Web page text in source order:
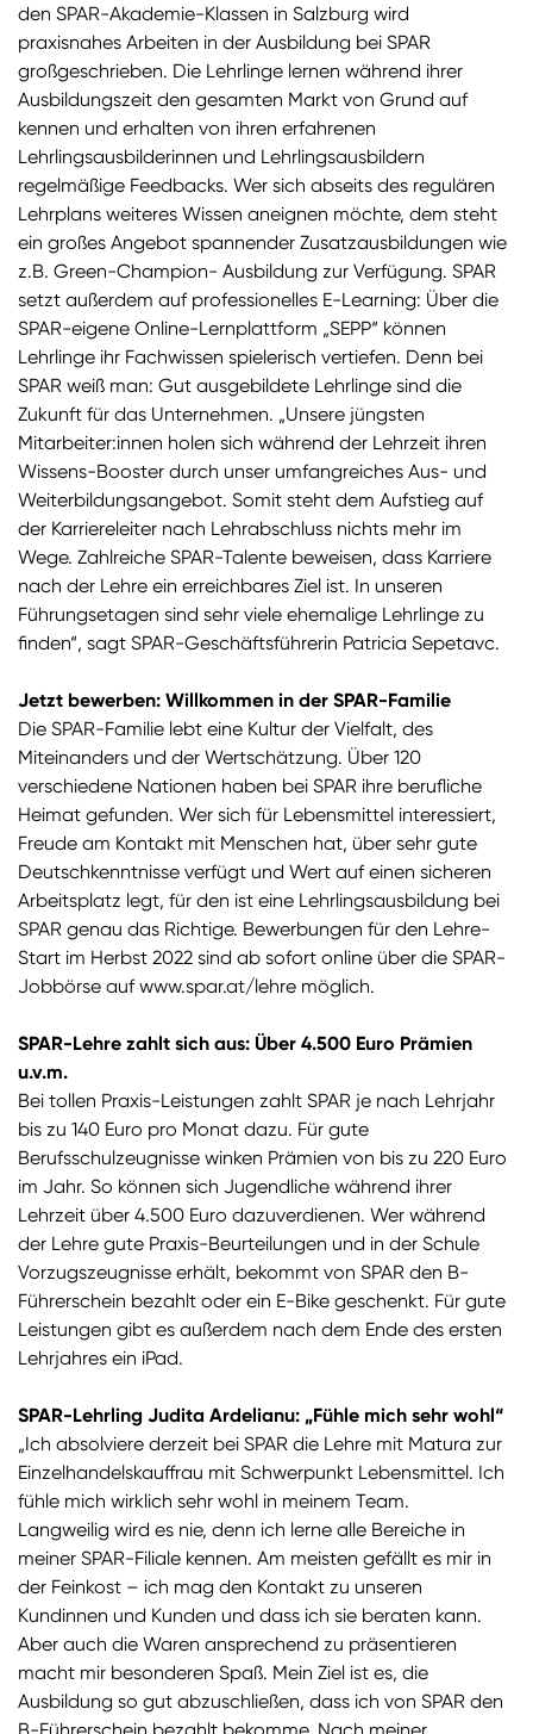
den SPAR-Akademie-Klassen in Salzburg wird
praxisnahes Arbeiten in der Ausbildung bei SPAR
großgeschrieben. Die Lehrlinge lernen während ihrer
Ausbildungszeit den gesamten Markt von Grund auf
kennen und erhalten von ihren erfahrenen
Lehrlingsausbilderinnen und Lehrlingsausbildern
regelmäßige Feedbacks. Wer sich abseits des regulären
Lehrplans weiteres Wissen aneignen möchte, dem steht
ein großes Angebot spannender Zusatzausbildungen wie
z.B. Green-Champion- Ausbildung zur Verfügung. SPAR
setzt außerdem auf professionelles E-Learning: Über die
SPAR-eigene Online-Lernplattform „SEPP“ können
Lehrlinge ihr Fachwissen spielerisch vertiefen. Denn bei
SPAR weiß man: Gut ausgebildete Lehrlinge sind die
Zukunft für das Unternehmen. „Unsere jüngsten
Mitarbeiter:innen holen sich während der Lehrzeit ihren
Wissens-Booster durch unser umfangreiches Aus- und
Weiterbildungsangebot. Somit steht dem Aufstieg auf
der Karriereleiter nach Lehrabschluss nichts mehr im
Wege. Zahlreiche SPAR-Talente beweisen, dass Karriere
nach der Lehre ein erreichbares Ziel ist. In unseren
Führungsetagen sind sehr viele ehemalige Lehrlinge zu
finden“, sagt SPAR-Geschäftsführerin Patricia Sepetavc.
Jetzt bewerben: Willkommen in der SPAR-Familie
Die SPAR-Familie lebt eine Kultur der Vielfalt, des
Miteinanders und der Wertschätzung. Über 120
verschiedene Nationen haben bei SPAR ihre berufliche
Heimat gefunden. Wer sich für Lebensmittel interessiert,
Freude am Kontakt mit Menschen hat, über sehr gute
Deutschkenntnisse verfügt und Wert auf einen sicheren
Arbeitsplatz legt, für den ist eine Lehrlingsausbildung bei
SPAR genau das Richtige. Bewerbungen für den Lehre-
Start im Herbst 2022 sind ab sofort online über die SPAR-
Jobbörse aufwww.spar.at/lehre möglich.
SPAR-Lehre zahlt sich aus: Über 4.500 Euro Prämien
u.v.m.
Bei tollen Praxis-Leistungen zahlt SPAR je nach Lehrjahr
bis zu 140 Euro pro Monat dazu. Für gute
Berufsschulzeugnisse winken Prämien von bis zu 220 Euro
im Jahr. So können sich Jugendliche während ihrer
Lehrzeit über 4.500 Euro dazuverdienen. Wer während
der Lehre gute Praxis-Beurteilungen und in der Schule
Vorzugszeugnisse erhält, bekommt von SPAR den B-
Führerschein bezahlt oder ein E-Bike geschenkt. Für gute
Leistungen gibt es außerdem nach dem Ende des ersten
Lehrjahres ein iPad.
SPAR-Lehrling Judita Ardelianu: „Fühle mich sehr wohl“
„Ich absolviere derzeit bei SPAR die Lehre mit Matura zur
Einzelhandelskauffrau mit Schwerpunkt Lebensmittel. Ich
fühle mich wirklich sehr wohl in meinem Team.
Langweilig wird es nie, denn ich lerne alle Bereiche in
meiner SPAR-Filiale kennen. Am meisten gefällt es mir in
der Feinkost – ich mag den Kontakt zu unseren
Kundinnen und Kunden und dass ich sie beraten kann.
Aber auch die Waren ansprechend zu präsentieren
macht mir besonderen Spaß. Mein Ziel ist es, die
Ausbildung so gut abzuschließen, dass ich von SPAR den
B-Führerschein bezahlt bekomme. Nach meiner